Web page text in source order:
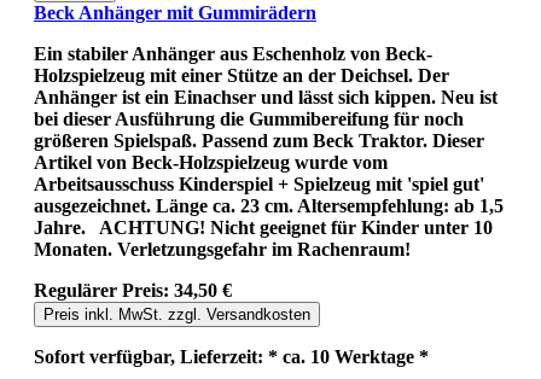
Beck Anhänger mit Gummirädern
Ein stabiler Anhänger aus Eschenholz von Beck-
Holzspielzeug mit einer Stütze an der Deichsel. Der
Anhänger ist ein Einachser und lässt sich kippen. Neu ist
bei dieser Ausführung die Gummibereifung für noch
größeren Spielspaß. Passend zum Beck Traktor. Dieser
Artikel von Beck-Holzspielzeug wurde vom
Arbeitsausschuss Kinderspiel + Spielzeug mit 'spiel gut'
ausgezeichnet. Länge ca. 23 cm. Altersempfehlung: ab 1,5
Jahre. ACHTUNG! Nicht geeignet für Kinder unter 10
Monaten. Verletzungsgefahr im Rachenraum!
Regulärer Preis: 34,50 €
Preis inkl. MwSt. zzgl. Versandkosten
Sofort verfügbar, Lieferzeit: * ca. 10 Werktage *